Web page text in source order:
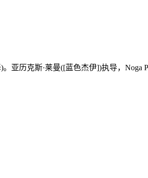
历克斯·莱曼([蓝色杰伊])执导，Noga